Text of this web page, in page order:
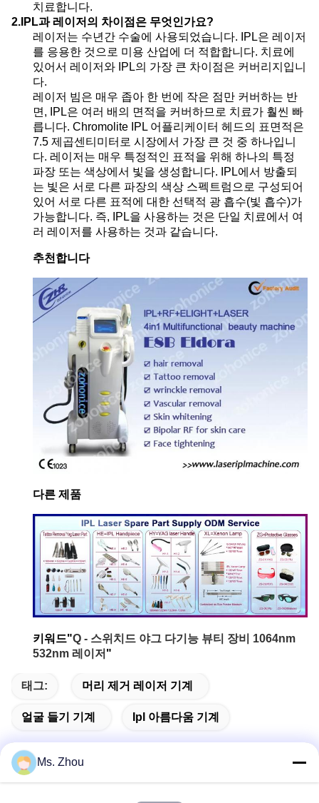
치료합니다.
2.IPL과 레이저의 차이점은 무엇인가요?
레이저는 수년간 수술에 사용되었습니다. IPL은 레이저
를 응용한 것으로 미용 산업에 더 적합합니다. 치료에
있어서 레이저와 IPL의 가장 큰 차이점은 커버리지입니
다.
레이저 빔은 매우 좁아 한 번에 작은 점만 커버하는 반
면, IPL은 여러 배의 면적을 커버하므로 치료가 훨씬 빠
릅니다. Chromolite IPL 어플리케이터 헤드의 표면적은
7.5 제곱센티미터로 시장에서 가장 큰 것 중 하나입니
다. 레이저는 매우 특정적인 표적을 위해 하나의 특정
파장 또는 색상에서 빛을 생성합니다. IPL에서 방출되
는 빛은 서로 다른 파장의 색상 스펙트럼으로 구성되어
있어 서로 다른 표적에 대한 선택적 광 흡수(빛 흡수)가
가능합니다. 즉, IPL을 사용하는 것은 단일 치료에서 여
러 레이저를 사용하는 것과 같습니다.
추천합니다
다른 제품
키워드"Q - 스위치드 야그 다기능 뷰티 장비 1064nm
532nm 레이저 "
태그: 머리 제거 레이저 기계
얼굴 들기 기계 Ipl 아름다움 기계
Ms. Zhou